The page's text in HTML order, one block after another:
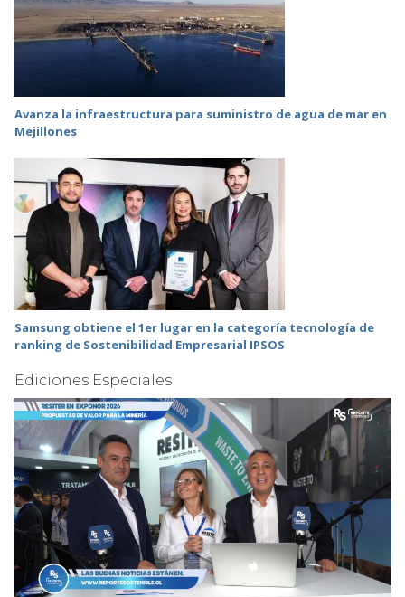
Avanza la infraestructura para suministro de agua de mar en
Mejillones
Samsung obtiene el 1er lugar en la categoría tecnología de
ranking de Sostenibilidad Empresarial IPSOS
Ediciones Especiales